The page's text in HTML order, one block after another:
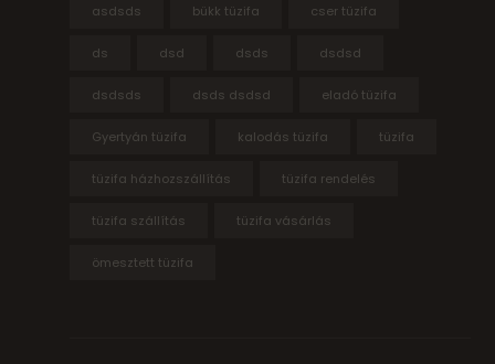
asdsds bükk tüzifa cser tüzifa
ds dsd dsds dsdsd
dsdsds dsds dsdsd eladó tüzifa
Gyertyán tüzifa kalodás tüzifa tüzifa
tüzifa házhozszállítás tüzifa rendelés
tüzifa szállítás tüzifa vásárlás
ömesztett tüzifa